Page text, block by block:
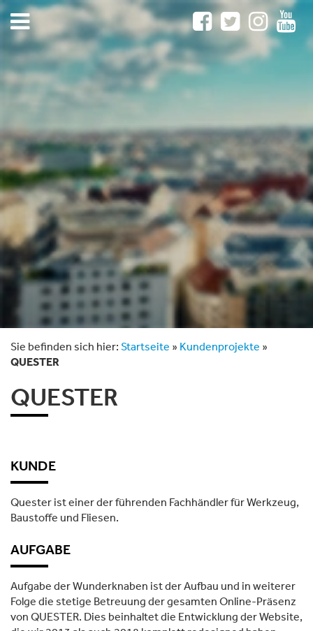
Sie befinden sich hier: Startseite » Kundenprojekte »
QUESTER
QUESTER
KUNDE
Quester ist einer der führenden Fachhändler für Werkzeug,
Baustoffe und Fliesen.
AUFGABE
Aufgabe der Wunderknaben ist der Aufbau und in weiterer
Folge die stetige Betreuung der gesamten Online-Präsenz
von QUESTER. Dies beinhaltet die Entwicklung der Website,